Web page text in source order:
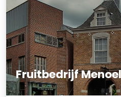
Fruitbedrijf